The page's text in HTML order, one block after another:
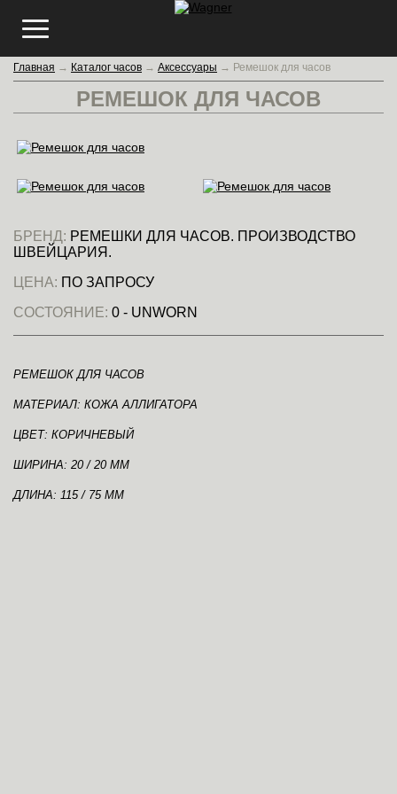
Главная → Каталог часов → Аксессуары → Ремешок для часов
РЕМЕШОК ДЛЯ ЧАСОВ
БРЕНД: РЕМЕШКИ ДЛЯ ЧАСОВ. ПРОИЗВОДСТВО
ШВЕЙЦАРИЯ.
ЦЕНА: ПО ЗАПРОСУ
СОСТОЯНИЕ: 0 - UNWORN
РЕМЕШОК ДЛЯ ЧАСОВ
МАТЕРИАЛ: КОЖА АЛЛИГАТОРА
ЦВЕТ: КОРИЧНЕВЫЙ
ШИРИНА: 20 / 20 ММ
ДЛИНА: 115 / 75 ММ